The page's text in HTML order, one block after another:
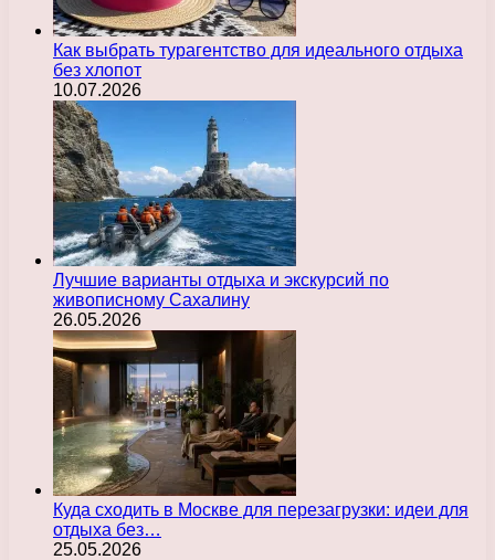
Как выбрать турагентство для идеального отдыха
без хлопот
10.07.2026
Лучшие варианты отдыха и экскурсий по
живописному Сахалину
26.05.2026
Куда сходить в Москве для перезагрузки: идеи для
отдыха без…
25.05.2026